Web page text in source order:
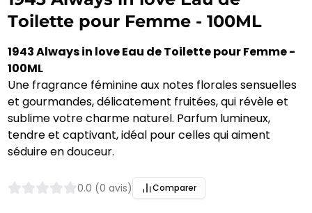
Toilette pour Femme - 100ML
1943 Always in love Eau de Toilette pour Femme -
100ML
Une fragrance féminine aux notes florales sensuelles
et gourmandes, délicatement fruitées, qui révèle et
sublime votre charme naturel. Parfum lumineux,
tendre et captivant, idéal pour celles qui aiment
séduire en douceur.
0.0 (0 avis) Comparer